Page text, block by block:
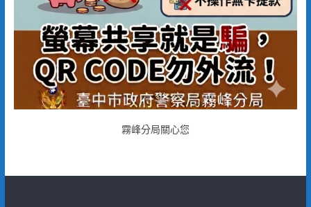
霧峰分局關心您